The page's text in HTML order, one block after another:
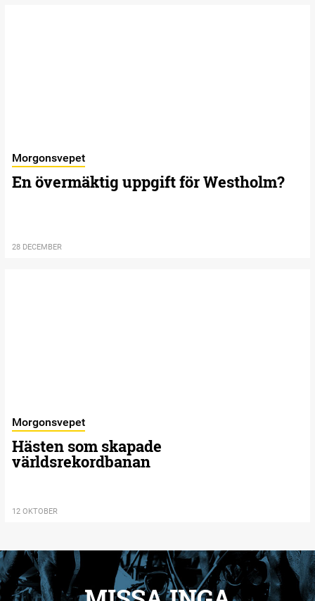
Morgonsvepet
En övermäktig uppgift för Westholm?
28 DECEMBER
Morgonsvepet
Hästen som skapade
världsrekordbanan
12 OKTOBER